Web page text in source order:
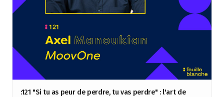
:121 "Si tu as peur de perdre, tu vas perdre" : l'art de